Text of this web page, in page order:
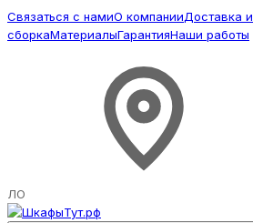
Связаться с намиО компанииДоставка и
сборкаМатериалыГарантияНаши работы
ЛО